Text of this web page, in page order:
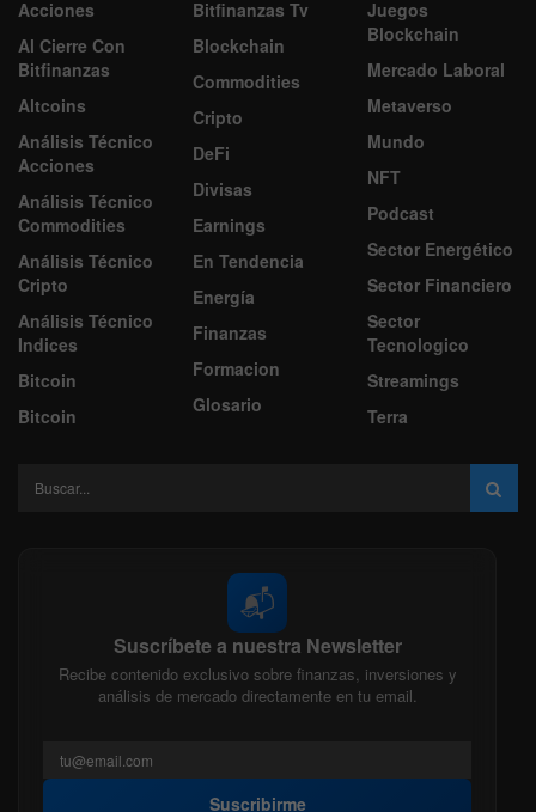
Acciones
Al Cierre Con
Bitfinanzas
Altcoins
Análisis Técnico
Acciones
Análisis Técnico
Commodities
Análisis Técnico
Cripto
Análisis Técnico
Indices
Bitcoin
Bitcoin
Bitfinanzas Tv
Blockchain
Commodities
Cripto
DeFi
Divisas
Earnings
En Tendencia
Energía
Finanzas
Formacion
Glosario
Juegos
Blockchain
Mercado Laboral
Metaverso
Mundo
NFT
Podcast
Sector Energético
Sector Financiero
Sector
Tecnologico
Streamings
Terra
📬
Suscríbete a nuestra Newsletter
Recibe contenido exclusivo sobre finanzas, inversiones y
análisis de mercado directamente en tu email.
Suscribirme